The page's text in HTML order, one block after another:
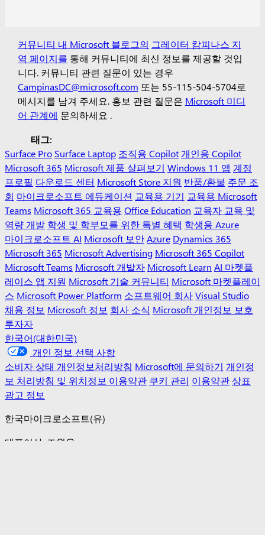
커뮤니티 내 Microsoft 블로그의 그레이터 캄피나스 지
역 페이지를 통해 커뮤니티에 최신 정보를 제공할 것입
니다. 커뮤니티 관련 질문이 있는 경우
CampinasDC@microsoft.com 또는 55-115-504-5704로
메시지를 남겨 주세요. 홍보 관련 질문은 Microsoft 미디
어 관계에 문의하세요 .
태그:
Surface Pro Surface Laptop 조직용 Copilot 개인용 Copilot
Microsoft 365 Microsoft 제품 살펴보기 Windows 11 앱 계정
프로필 다운로드 센터 Microsoft Store 지원 반품/환불 주문 조
회 마이크로소프트 에듀케이션 교육용 기기 교육용 Microsoft
Teams Microsoft 365 교육용 Office Education 교육자 교육 및
역량 개발 학생 및 학부모를 위한 특별 혜택 학생용 Azure
마이크로소프트 AI Microsoft 보안Azure Dynamics 365
Microsoft 365 Microsoft Advertising Microsoft 365 Copilot
Microsoft Teams Microsoft 개발자 Microsoft Learn AI 마켓플
레이스 앱 지원 Microsoft 기술 커뮤니티 Microsoft 마켓플레이
스 Microsoft Power Platform 소프트웨어 회사Visual Studio
채용 정보 Microsoft 정보 회사 소식 Microsoft 개인정보 보호
투자자
한국어(대한민국)
개인 정보 선택 사항
소비자 상태 개인정보처리방침 Microsoft에 문의하기 개인정
보 처리방침 및 위치정보 이용약관 쿠키 관리 이용약관상표
광고 정보
한국마이크로소프트(유)
대표이사: 조원우